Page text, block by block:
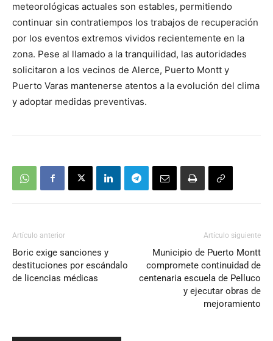
meteorológicas actuales son estables, permitiendo
continuar sin contratiempos los trabajos de recuperación
por los eventos extremos vividos recientemente en la
zona. Pese al llamado a la tranquilidad, las autoridades
solicitaron a los vecinos de Alerce, Puerto Montt y
Puerto Varas mantenerse atentos a la evolución del clima
y adoptar medidas preventivas.
Artículo anterior
Boric exige sanciones y
destituciones por escándalo
de licencias médicas
Artículo siguiente
Municipio de Puerto Montt
compromete continuidad de
centenaria escuela de Pelluco
y ejecutar obras de
mejoramiento